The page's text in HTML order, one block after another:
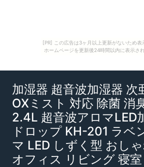
[PR] この広告は3ヶ月以上更新がないため表
ホームページを更新後24時間以内に表示さ
加湿器 超音波加湿器 次
OXミスト 対応 除菌 消
2.4L 超音波アロマLED
ドロップ KH-201 ラベ
マ LED しずく型 おし
オフィス リビング 寝室